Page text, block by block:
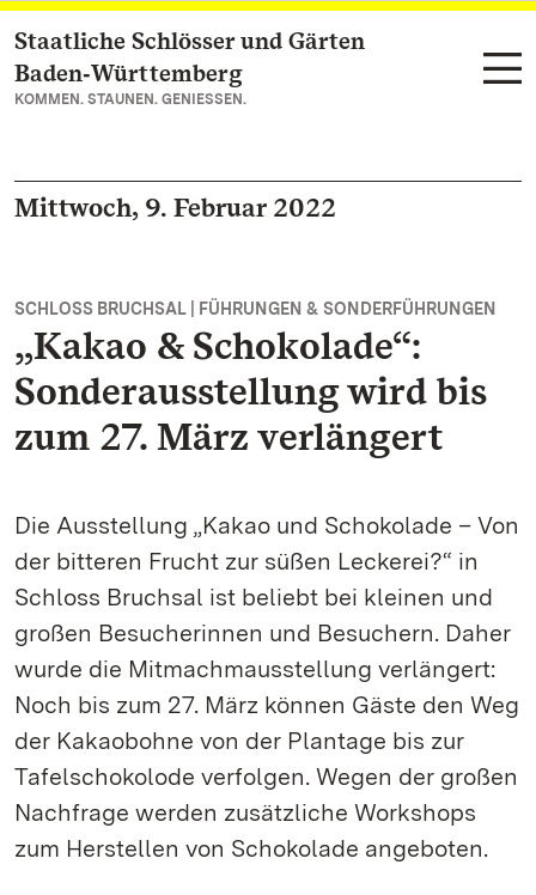
Zum Hauptinhalt springen
Staatliche Schlösser und Gärten
Baden‑Württemberg
KOMMEN. STAUNEN. GENIESSEN.
Mittwoch, 9. Februar 2022
SCHLOSS BRUCHSAL | FÜHRUNGEN & SONDERFÜHRUNGEN
„Kakao & Schokolade“:
Sonderausstellung wird bis
zum 27. März verlängert
Die Ausstellung „Kakao und Schokolade – Von
der bitteren Frucht zur süßen Leckerei?“ in
Schloss Bruchsal ist beliebt bei kleinen und
großen Besucherinnen und Besuchern. Daher
wurde die Mitmachmausstellung verlängert:
Noch bis zum 27. März können Gäste den Weg
der Kakaobohne von der Plantage bis zur
Tafelschokolode verfolgen. Wegen der großen
Nachfrage werden zusätzliche Workshops
zum Herstellen von Schokolade angeboten.